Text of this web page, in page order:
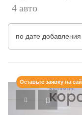
4 авто
по дате добавления
Оставьте заявку на